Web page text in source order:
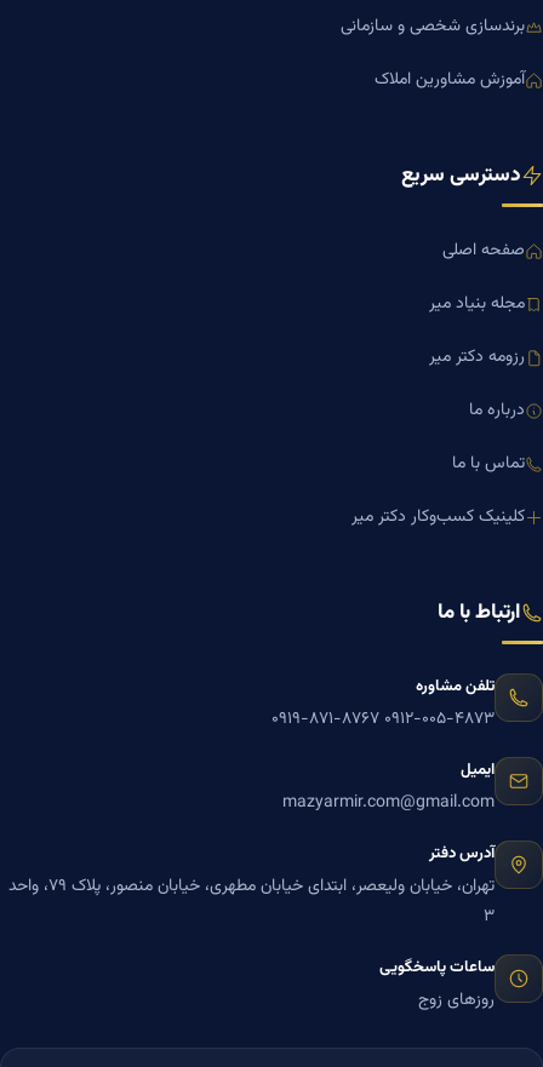
برندسازی شخصی و سازمانی
آموزش مشاورین املاک
دسترسی سریع
صفحه اصلی
مجله بنیاد میر
رزومه دکتر میر
درباره ما
تماس با ما
کلینیک کسب‌وکار دکتر میر
ارتباط با ما
تلفن مشاوره
۰۹۱۲-۰۰۵-۴۸۷۳ ۰۹۱۹-۸۷۱-۸۷۶۷
ایمیل
mazyarmir.com@gmail.com
آدرس دفتر
تهران، خیابان ولیعصر، ابتدای خیابان مطهری، خیابان منصور، پلاک ۷۹، واحد
۳
ساعات پاسخگویی
روزهای زوج